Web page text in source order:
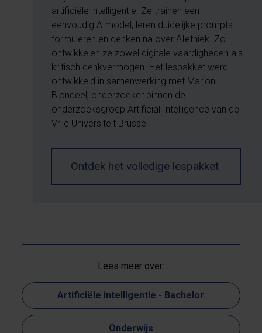
artificiële intelligentie. Ze trainen een
eenvoudig AImodel, leren duidelijke prompts
formuleren en denken na over AIethiek. Zo
ontwikkelen ze zowel digitale vaardigheden als
kritisch denkvermogen. Het lespakket werd
ontwikkeld in samenwerking met Marjon
Blondeel, onderzoeker binnen de
onderzoeksgroep Artificial Intelligence van de
Vrije Universiteit Brussel.
Ontdek het volledige lespakket
Lees meer over:
Artificiële intelligentie - Bachelor
Onderwijs